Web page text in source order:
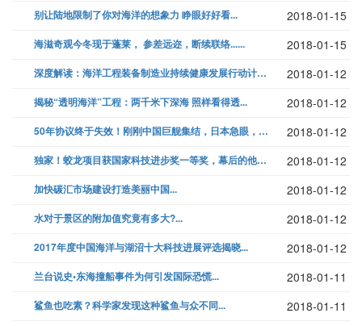
别让陆地限制了你对海洋的想象力 睁眼好好看... 2018-01-15
海滋奇观今冬现于蓬莱， 参差远迩，断续联络...... 2018-01-15
深度解读：海洋工程装备制造业持续健康发展行动计划（2017-2020年... 2018-01-12
揭秘“透明海洋”工程：两千米下深海 照样看得透... 2018-01-12
50年协议终于失效！刚刚中国巨舰集结，日本急眼，西方阻止已晚... 2018-01-12
独家！蛟龙项目获国家科技进步奖一等奖，幕后的他们有话说！... 2018-01-12
加快碳汇市场建设打造美丽中国... 2018-01-12
水对于景区的附加值究竟有多大?... 2018-01-12
2017年度中国海洋与湖沼十大科技进展评选揭晓... 2018-01-12
兰台说史•东海撞船事件为何引发国际恐慌... 2018-01-11
鲨鱼也吃素？科学家发现这种鲨鱼与众不同... 2018-01-11